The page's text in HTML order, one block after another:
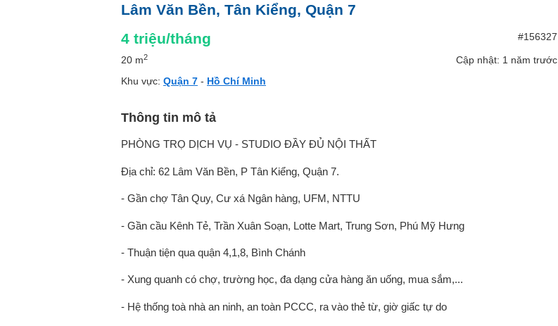
Lâm Văn Bền, Tân Kiểng, Quận 7
4 triệu/tháng #156327
20 m2
Cập nhật: 1 năm trước
Khu vực: Quận 7 - Hồ Chí Minh
Thông tin mô tả
PHÒNG TRỌ DỊCH VỤ - STUDIO ĐẦY ĐỦ NỘI THẤT
Địa chỉ: 62 Lâm Văn Bền, P Tân Kiểng, Quận 7.
- Gần chợ Tân Quy, Cư xá Ngân hàng, UFM, NTTU
- Gần cầu Kênh Tẻ, Trần Xuân Soạn, Lotte Mart, Trung Sơn, Phú Mỹ Hưng
- Thuận tiện qua quận 4,1,8, Bình Chánh
- Xung quanh có chợ, trường học, đa dạng cửa hàng ăn uống, mua sắm,...
- Hệ thống toà nhà an ninh, an toàn PCCC, ra vào thẻ từ, giờ giấc tự do